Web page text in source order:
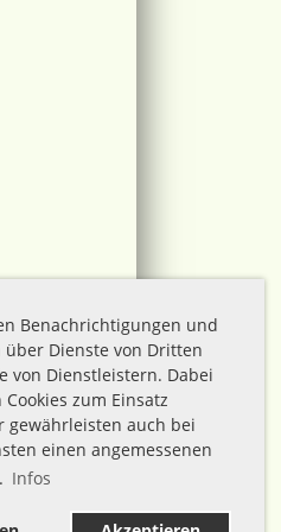
Benachrichtigungen und
Dienste von Dritten
von Dienstleistern. Dabei
zum Einsatz
gewährleisten auch bei
einen angemessenen
Infos
Kalender